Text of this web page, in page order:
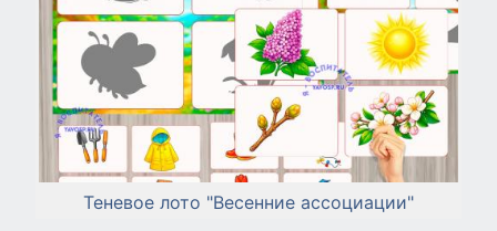
Теневое лото "Весенние ассоциации"